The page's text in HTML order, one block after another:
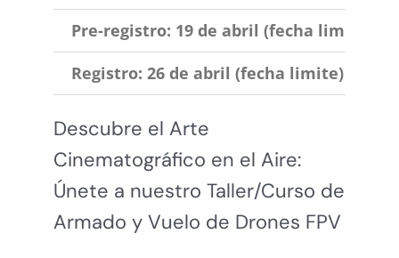
Pre-registro: 19 de abril (fecha limite)
Registro: 26 de abril (fecha limite)
Descubre el Arte
Cinematográfico en el Aire:
Únete a nuestro Taller/Curso de
Armado y Vuelo de Drones FPV